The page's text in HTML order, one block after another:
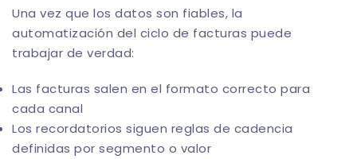
Una vez que los datos son fiables, la
automatización del ciclo de facturas puede
trabajar de verdad:
Las facturas salen en el formato correcto para
cada canal
Los recordatorios siguen reglas de cadencia
definidas por segmento o valor